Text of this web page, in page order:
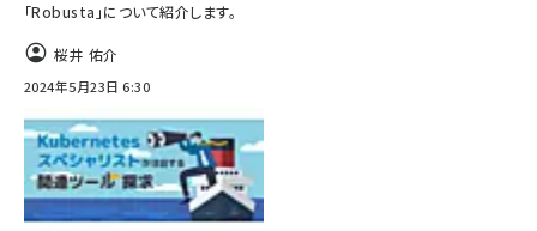
「Robusta」について紹介します。
桜井 佑介
2024年5月23日 6:30